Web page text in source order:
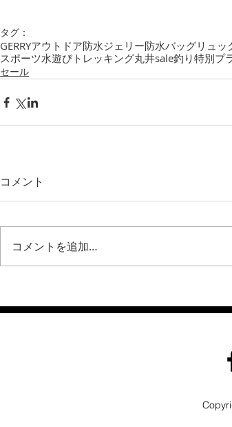
タグ：
GERRYアウトドア防水ジェリー防水バッグリュッ
スポーツ水遊び トレッキング丸井sale釣り特別プ
セール
コメント
コメントを追加…